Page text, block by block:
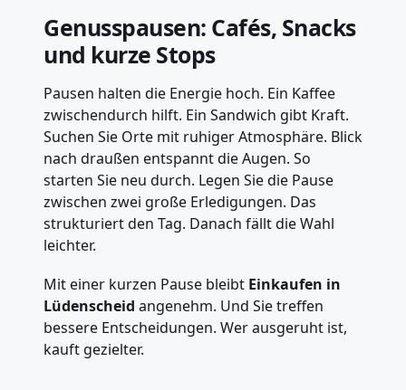
Genusspausen: Cafés, Snacks
und kurze Stops
Pausen halten die Energie hoch. Ein Kaffee
zwischendurch hilft. Ein Sandwich gibt Kraft.
Suchen Sie Orte mit ruhiger Atmosphäre. Blick
nach draußen entspannt die Augen. So
starten Sie neu durch. Legen Sie die Pause
zwischen zwei große Erledigungen. Das
strukturiert den Tag. Danach fällt die Wahl
leichter.
Mit einer kurzen Pause bleibt Einkaufen in
Lüdenscheid angenehm. Und Sie treffen
bessere Entscheidungen. Wer ausgeruht ist,
kauft gezielter.